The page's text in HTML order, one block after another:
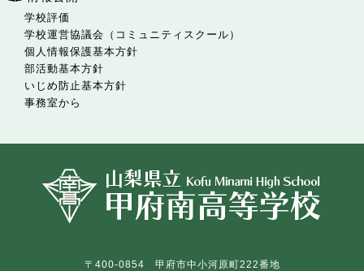
学校評価
学校運営協議会（コミュニティスクール）
個人情報保護基本方針
部活動基本方針
いじめ防止基本方針
事務室から
〒400-0854 甲府市中小河原町222番地